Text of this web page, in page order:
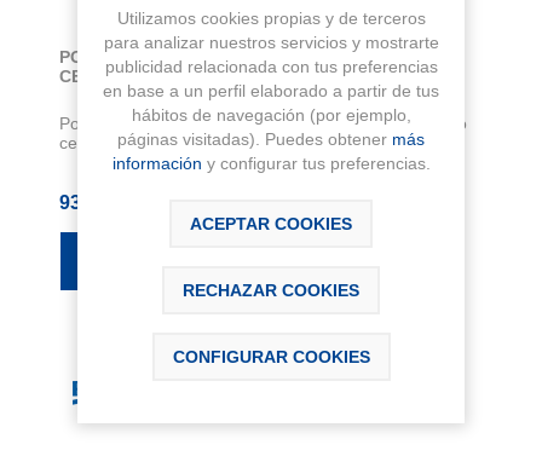
PORTARROLLOS CON REPISA TEMPO NEGRO
CEPILLADO
Portarrollos con tapa modelo TEMPO acabado negro
cepillado. Medida 150x95x116. Instalación...
93,47 € IVA Inc.
Utilizamos cookies propias y de terceros
para analizar nuestros servicios y mostrarte
publicidad relacionada con tus preferencias
en base a un perfil elaborado a partir de tus
hábitos de navegación (por ejemplo,
páginas visitadas). Puedes obtener más
información y configurar tus preferencias.
ACEPTAR COOKIES
RECHAZAR COOKIES
CONFIGURAR COOKIES